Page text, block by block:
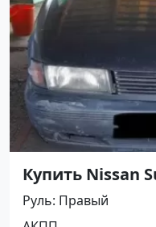
Купить Nissan
(1400/75 л.с.)
Кореновск
Руль Правый